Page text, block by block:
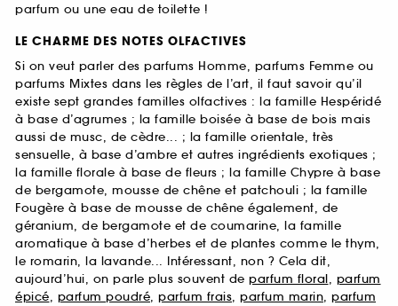
parfum ou une eau de toilette !
LE CHARME DES NOTES OLFACTIVES
Si on veut parler des parfums Homme, parfums Femme ou
parfums Mixtes dans les règles de l’art, il faut savoir qu’il
existe sept grandes familles olfactives : la famille Hespéridé
à base d’agrumes ; la famille boisée à base de bois mais
aussi de musc, de cèdre... ; la famille orientale, très
sensuelle, à base d’ambre et autres ingrédients exotiques ;
la famille florale à base de fleurs ; la famille Chypre à base
de bergamote, mousse de chêne et patchouli ; la famille
Fougère à base de mousse de chêne également, de
géranium, de bergamote et de coumarine, la famille
aromatique à base d’herbes et de plantes comme le thym,
le romarin, la lavande... Intéressant, non ? Cela dit,
aujourd’hui, on parle plus souvent de parfum floral, parfum
épicé, parfum poudré, parfum frais, parfum marin, parfum